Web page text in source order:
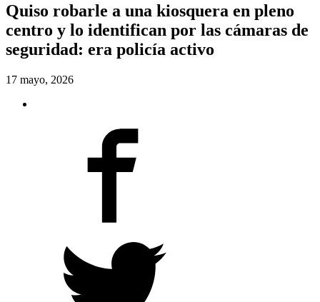
Quiso robarle a una kiosquera en pleno
centro y lo identifican por las cámaras de
seguridad: era policía activo
17 mayo, 2026